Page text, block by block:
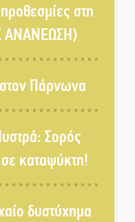
από την ίδρυση
Στρατού
από νερό πάνω από
φρουρός 2 δεκαετιών
στις Αιγιές
θέσεις στο
στη
ΑΝΑΝΕΩΣΗ)
Πάρνωνα
Σορός
καταψύκτη!
δυστύχημα